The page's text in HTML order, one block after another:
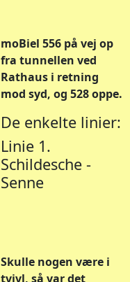
moBiel 556 på vej op
fra tunnellen ved
Rathaus i retning
mod syd, og 528 oppe.
De enkelte linier:
Linie 1.
Schildesche -
Senne
Skulle nogen være i
tvivl, så var det